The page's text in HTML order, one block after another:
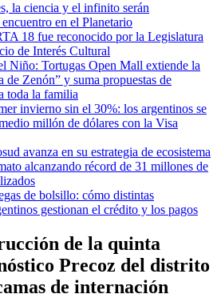
la ciencia y el infinito serán
en el Planetario
18 fue reconocido por la Legislatura
de Interés Cultural
Niño: Tortugas Open Mall extiende la
de Zenón” y suma propuestas de
toda la familia
invierno sin el 30%: los argentinos se
millón de dólares con la Visa
avanza en su estrategia de ecosistema
alcanzando récord de 31 millones de
de bolsillo: cómo distintas
gestionan el crédito y los pagos
de la quinta
Precoz del distrito
de internación